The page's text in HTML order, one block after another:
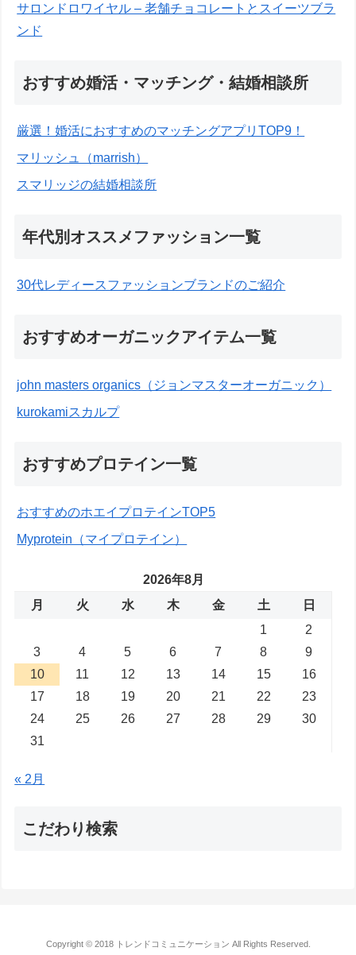
サロンドロワイヤル – 老舗チョコレートとスイーツブラ
ンド
おすすめ婚活・マッチング・結婚相談所
厳選！婚活におすすめのマッチングアプリTOP9！
マリッシュ（marrish）
スマリッジの結婚相談所
年代別オススメファッション一覧
30代レディースファッションブランドのご紹介
おすすめオーガニックアイテム一覧
john masters organics（ジョンマスターオーガニック）
kurokamiスカルプ
おすすめプロテイン一覧
おすすめのホエイプロテインTOP5
Myprotein（マイプロテイン）
2026年8月
月
火 水 木 金 土
日
1
2
3
4 5 6 7 8
9
10
11 12 13 14 15
16
17
18 19 20 21 22
23
24
25 26 27 28 29
30
31
« 2月
こだわり検索
Copyright © 2018 トレンドコミュニケーション All Rights Reserved.